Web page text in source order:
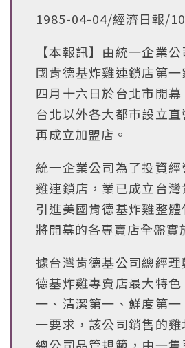
1985-04-04/經濟日報/
【本報訊】由統一企業
國肯德基炸雞連鎖店第
四月十六日於台北市開
台北以外各大都市設立
再成立加盟店。
統一企業公司為了投資
雞連鎖店，業已成立台
引進美國肯德基炸雞整
將開幕的各專賣店全盤實
據台灣肯德基公司總經
德基炸雞專賣店最大特
一、清潔第一、鮮度第
一要求，該公司銷售的